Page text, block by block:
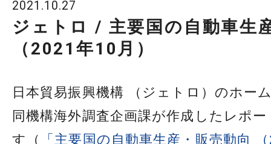
2021.10.27
ジェトロ / 主要国の自動車生
（2021年10月）
日本貿易振興機構 （ジェトロ）のホー
同機構海外調査企画課が作成したレポ
す（
「主要国の自動車生産・販売動向